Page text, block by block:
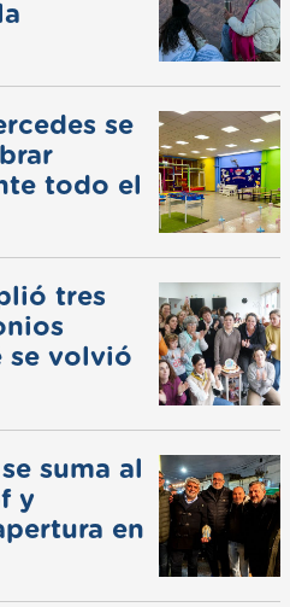
se
todo el
tres
se volvió
suma al
y
en